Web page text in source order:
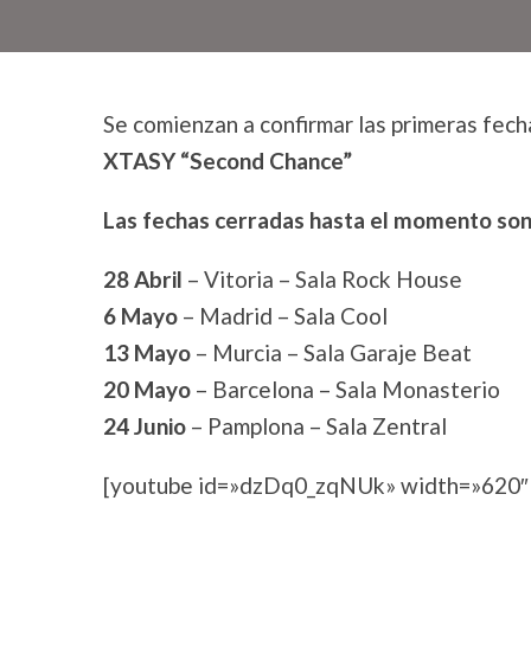
Se comienzan a confirmar las primeras
XTASY “Second Chance”
Las fechas cerradas hasta el momento
28 Abril – Vitoria – Sala Rock House
6 Mayo – Madrid – Sala Cool
13 Mayo – Murcia – Sala Garaje Beat
20 Mayo – Barcelona – Sala Monasterio
24 Junio – Pamplona – Sala Zentral
[youtube id=»dzDq0_zqNUk»